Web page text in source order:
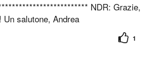
NDR: Grazie,
salutone, Andrea
1